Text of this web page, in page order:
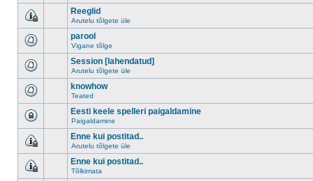
Reeglid
Arutelu tõlgete üle
parool
Vigane tõlge
Session [lahendatud]
Arutelu tõlgete üle
knowhow
Teated
Eesti keele spelleri paigaldamine
Paigaldamine
Enne kui postitad..
Arutelu tõlgete üle
Enne kui postitad..
Tõlkimata